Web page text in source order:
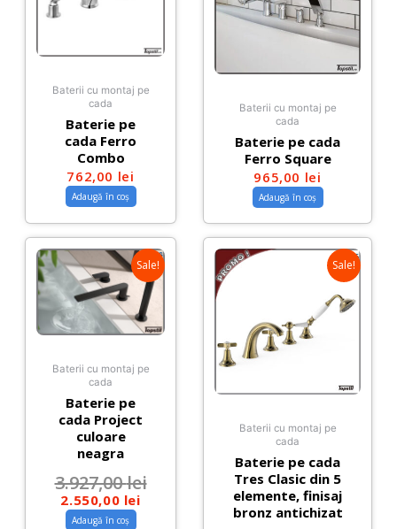
Baterii cu montaj pe
cada
Baterie pe
cada Ferro
Combo
762,00 lei
Adaugă în coș
Baterii cu montaj pe
cada
Baterie pe cada
Ferro Square
965,00 lei
Adaugă în coș
Sale!
Baterii cu montaj pe
cada
Baterie pe
cada Project
culoare
neagra
3.927,00lei
2.550,00 lei
Adaugă în coș
Sale!
Baterii cu montaj pe
cada
Baterie pe cada
Tres Clasic din 5
elemente, finisaj
bronz antichizat